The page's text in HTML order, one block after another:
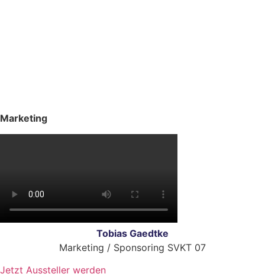
Marketing
Tobias Gaedtke
Marketing / Sponsoring SVKT 07
Jetzt Aussteller werden